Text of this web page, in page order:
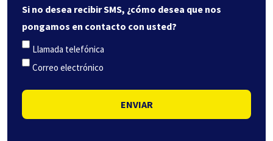
Si no desea recibir SMS, ¿cómo desea que nos
pongamos en contacto con usted?
Llamada telefónica
Correo electrónico
ENVIAR